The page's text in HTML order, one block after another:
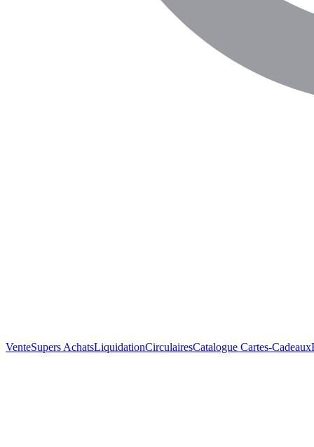
VenteSupers AchatsLiquidationCirculairesCatalogue Cartes-Cadeaux